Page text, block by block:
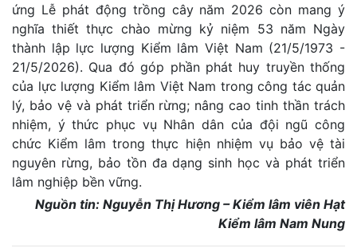
ứng Lễ phát động trồng cây năm 2026 còn mang ý
nghĩa thiết thực chào mừng kỷ niệm 53 năm Ngày
thành lập lực lượng Kiểm lâm Việt Nam (21/5/1973 -
21/5/2026). Qua đó góp phần phát huy truyền thống
của lực lượng Kiểm lâm Việt Nam trong công tác quản
lý, bảo vệ và phát triển rừng; nâng cao tinh thần trách
nhiệm, ý thức phục vụ Nhân dân của đội ngũ công
chức Kiểm lâm trong thực hiện nhiệm vụ bảo vệ tài
nguyên rừng, bảo tồn đa dạng sinh học và phát triển
lâm nghiệp bền vững.
Nguồn tin: Nguyễn Thị Hương – Kiểm lâm viên Hạt
Kiểm lâm Nam Nung